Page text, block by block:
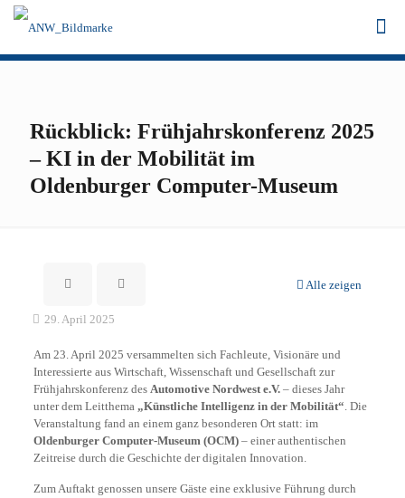
Rückblick: Frühjahrskonferenz 2025
– KI in der Mobilität im
Oldenburger Computer-Museum
Alle zeigen
29. April 2025
Am 23. April 2025 versammelten sich Fachleute, Visionäre und
Interessierte aus Wirtschaft, Wissenschaft und Gesellschaft zur
Frühjahrskonferenz des Automotive Nordwest e.V.– dieses Jahr
unter dem Leitthema „Künstliche Intelligenz in der Mobilität“. Die
Veranstaltung fand an einem ganz besonderen Ort statt: im
Oldenburger Computer-Museum (OCM)– einer authentischen
Zeitreise durch die Geschichte der digitalen Innovation.
Zum Auftakt genossen unsere Gäste eine exklusive Führung durch